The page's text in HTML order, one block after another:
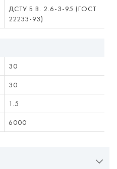
ДСТУ Б В. 2.6-3-95 (ГОСТ
22233-93)
30
30
1.5
6000